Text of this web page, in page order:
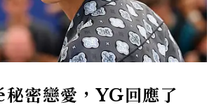
密戀愛，YG回應了